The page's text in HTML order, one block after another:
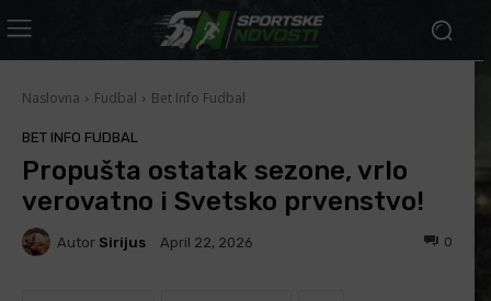
Naslovna Fudbal Bet Info Fudbal
BET INFO FUDBAL
Propušta ostatak sezone, vrlo
verovatno i Svetsko prvenstvo!
Autor Sirijus April 22, 2026 0